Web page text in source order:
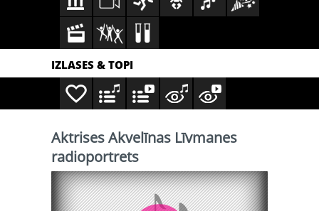
IZLASES & TOPI
Aktrises Akvelīnas Līvmanes
radioportrets